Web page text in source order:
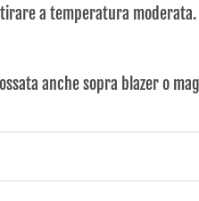
a temperatura
anche sopra blazer o